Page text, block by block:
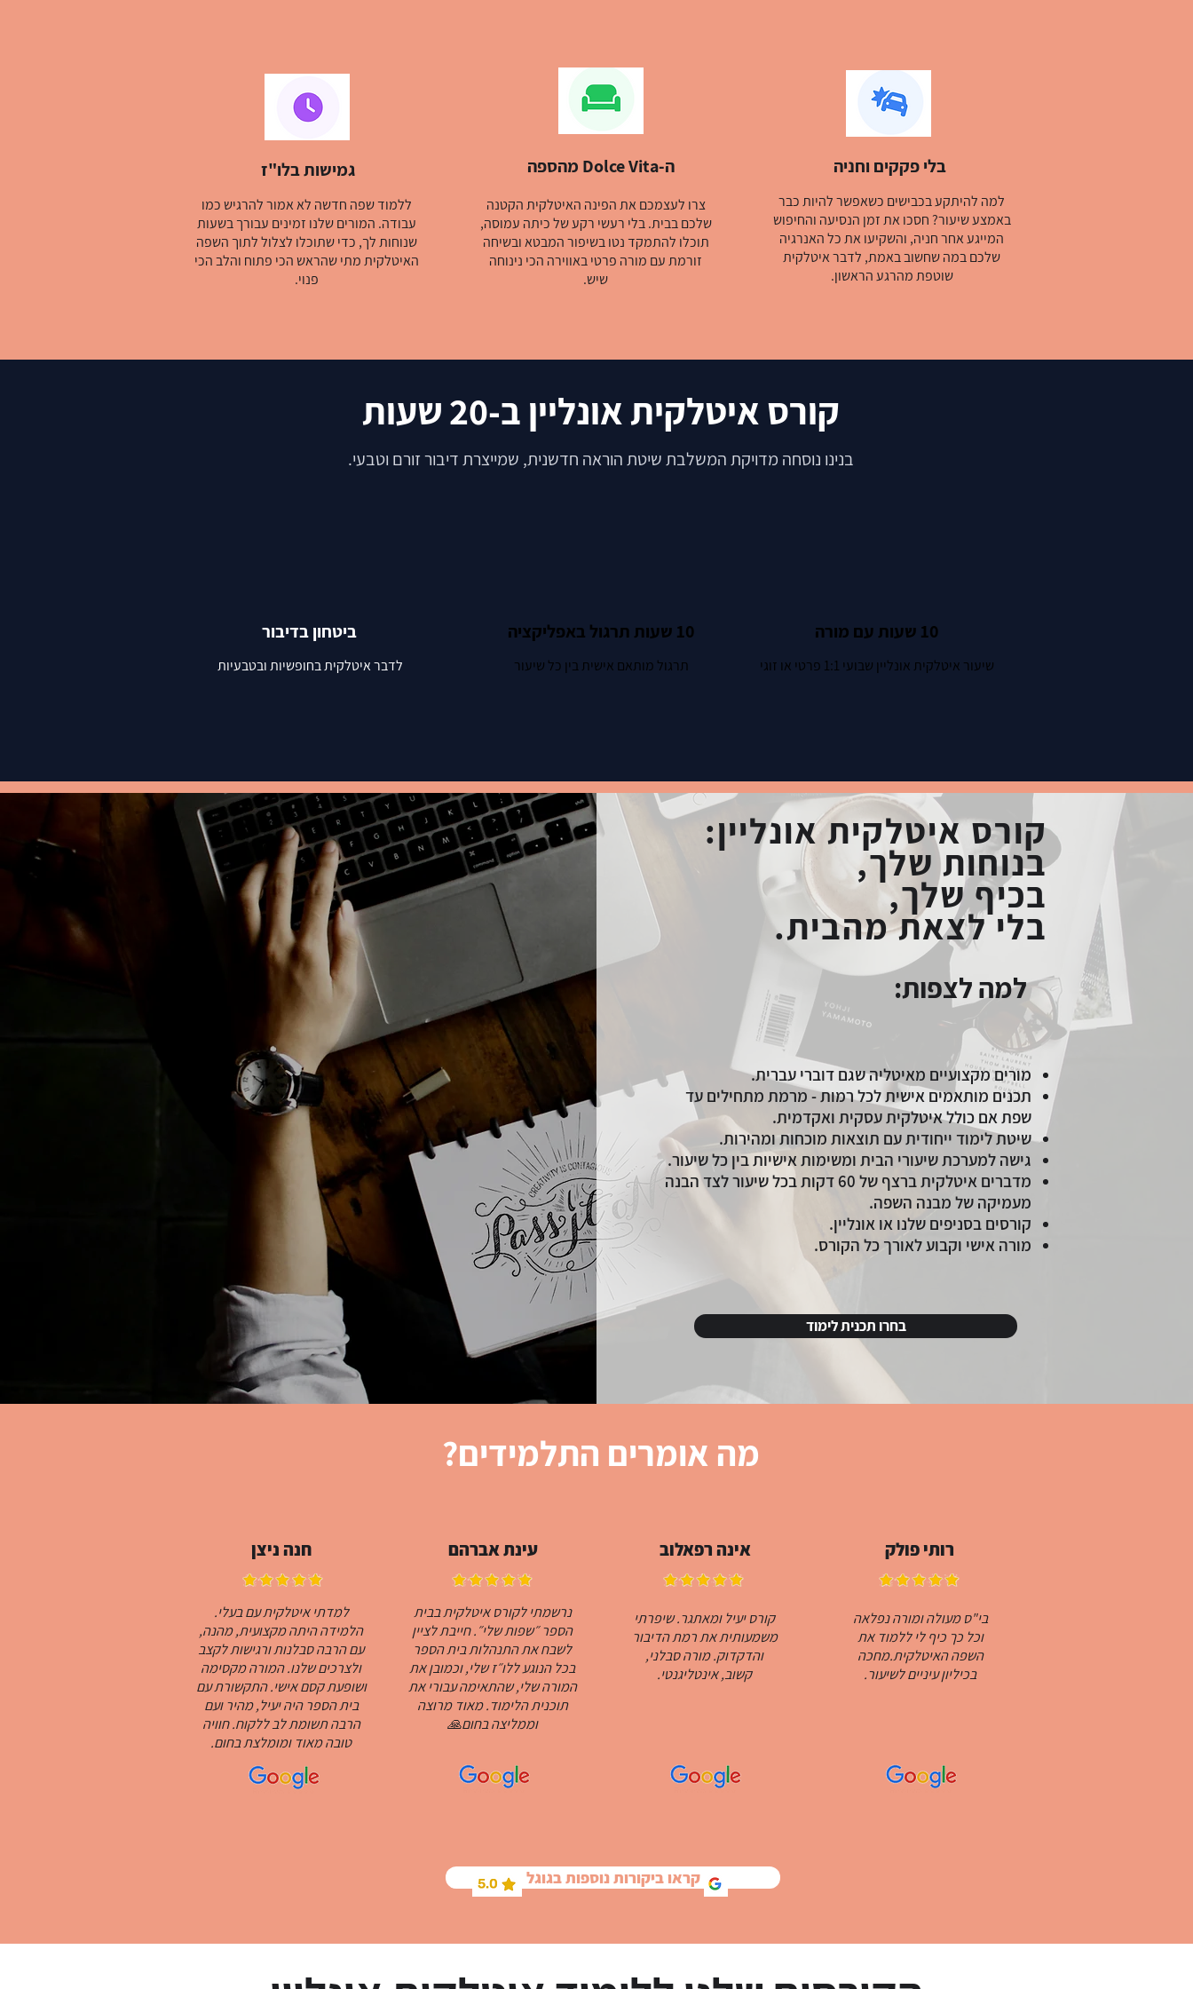
בלי פקקים וחניה
למה להיתקע בכבישים כשאפשר להיות כבר
באמצע שיעור? חסכו את זמן הנסיעה והחיפוש
המייגע אחר חניה, והשקיעו את כל האנרגיה
שלכם במה שחשוב באמת, לדבר איטלקית
שוטפת מהרגע הראשון.
ה-Dolce Vita מהספה
צרו לעצמכם את הפינה האיטלקית הקטנה
שלכם בבית. בלי רעשי רקע של כיתה עמוסה,
תוכלו להתמקד נטו בשיפור המבטא ובשיחה
זורמת עם מורה פרטי באווירה הכי נינוחה
שיש.
גמישות בלו"ז
ללמוד שפה חדשה לא אמור להרגיש כמו
עבודה. המורים שלנו זמינים עבורך בשעות
שנוחות לך, כדי שתוכלו לצלול לתוך השפה
האיטלקית מתי שהראש הכי פתוח והלב הכי
פנוי.
קורס איטלקית אונליין ב-20 שעות
בנינו נוסחה מדויקת המשלבת שיטת הוראה חדשנית, שמייצרת דיבור זורם וטבעי.
10 שעות עם מורה 10 שעות תרגול באפליקציה
שיעור איטלקית אונליין שבועי 1:1 פרטי או זוגי תרגול מותאם אישית בין כל שיעור
ביטחון בדיבור
לדבר איטלקית בחופשיות ובטבעיות
קורס איטלקית אונליין:
בנוחות שלך,
בכיף שלך,
בלי לצאת מהבית.
למה לצפות:
מורים מקצועיים מאיטליה שגם דוברי עברית.
תכנים מותאמים אישית לכל רמות - מרמת מתחילים עד
שפת אם כולל איטלקית עסקית ואקדמית.
שיטת לימוד ייחודית עם תוצאות מוכחות ומהירות.
גישה למערכת שיעורי הבית ומשימות אישיות בין כל שיעור.
מדברים איטלקית ברצף של 60 דקות בכל שיעור לצד הבנה
מעמיקה של מבנה השפה.
קורסים בסניפים שלנו או אונליין.
מורה אישי וקבוע לאורך כל הקורס.
בחרו תכנית לימוד
מה אומרים התלמידים?
רותי פולק
בי"ס מעולה ומורה נפלאה
וכל כך כיף לי ללמוד את
השפה האיטלקית.מחכה
בכיליון עיניים לשיעור.
אינה רפאלוב
קורס יעיל ומאתגר. שיפרתי
משמעותית את רמת הדיבור
והדקדוק. מורה סבלני,
קשוב, אינטליגנטי.
עינת אברהם
נרשמתי לקורס איטלקית בבית
הספר ״שפות שלי״. חייבת לציין
לשבח את התנהלות בית הספר
בכל הנוגע ללו״ז שלי, וכמובן את
המורה שלי, שהתאימה עבורי את
תוכנית הלימוד. מאוד מרוצה
וממליצה בחום🙏
חנה ניצן
למדתי איטלקית עם בעלי.
הלמידה היתה מקצועית, מהנה,
עם הרבה סבלנות ורגישות לקצב
ולצרכים שלנו. המורה מקסימה
ושופעת קסם אישי. התקשורת עם
בית הספר היה יעיל, מהיר ועם
הרבה תשומת לב ללקוח. חוויה
טובה מאוד ומומלצת בחום.
קראו ביקורות נוספות בגוגל